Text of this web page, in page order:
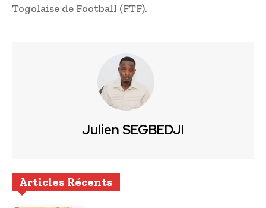
Togolaise de Football (FTF).
Julien SEGBEDJI
Articles Récents